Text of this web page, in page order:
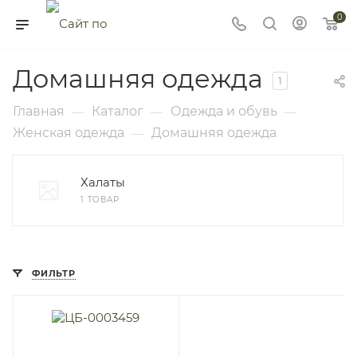
0
Домашняя одежда 1
Главная — Каталог — Одежда и обувь —
Женская одежда — Домашняя одежда
Халаты
1 ТОВАР
ФИЛЬТР